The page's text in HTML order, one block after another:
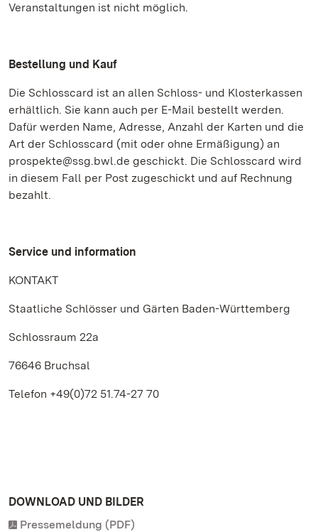
Veranstaltungen ist nicht möglich.
Bestellung und Kauf
Die Schlosscard ist an allen Schloss- und Klosterkassen
erhältlich. Sie kann auch per E-Mail bestellt werden.
Dafür werden Name, Adresse, Anzahl der Karten und die
Art der Schlosscard (mit oder ohne Ermäßigung) an
prospekte@ssg.bwl.de geschickt. Die Schlosscard wird
in diesem Fall per Post zugeschickt und auf Rechnung
bezahlt.
Service und information
KONTAKT
Staatliche Schlösser und Gärten Baden-Württemberg
Schlossraum 22a
76646 Bruchsal
Telefon +49(0)72 51.74-27 70
DOWNLOAD UND BILDER
Pressemeldung (PDF)